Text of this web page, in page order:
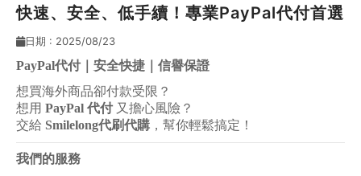
服務介紹
常見問題
最新公告
聯絡方式
快速、安全、低手續！專業PayPal代付首選
日期 : 2025/08/23
PayPal代付｜安全快捷｜信譽保證
想買海外商品卻付款受限？
想用 PayPal 代付又擔心風險？
交給 Smilelong代刷代購 ，幫你輕鬆搞定！
我們的服務